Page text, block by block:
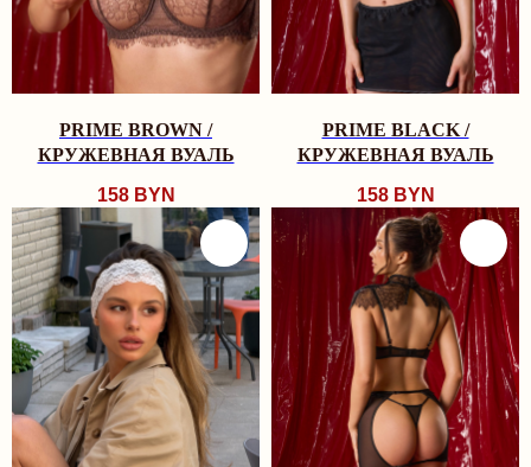
PRIME BROWN /
КРУЖЕВНАЯ ВУАЛЬ
158 BYN
PRIME BLACK /
КРУЖЕВНАЯ ВУАЛЬ
158 BYN